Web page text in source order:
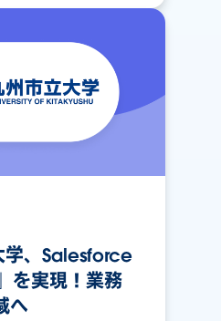
学、Salesforce
を実現！業務
へ